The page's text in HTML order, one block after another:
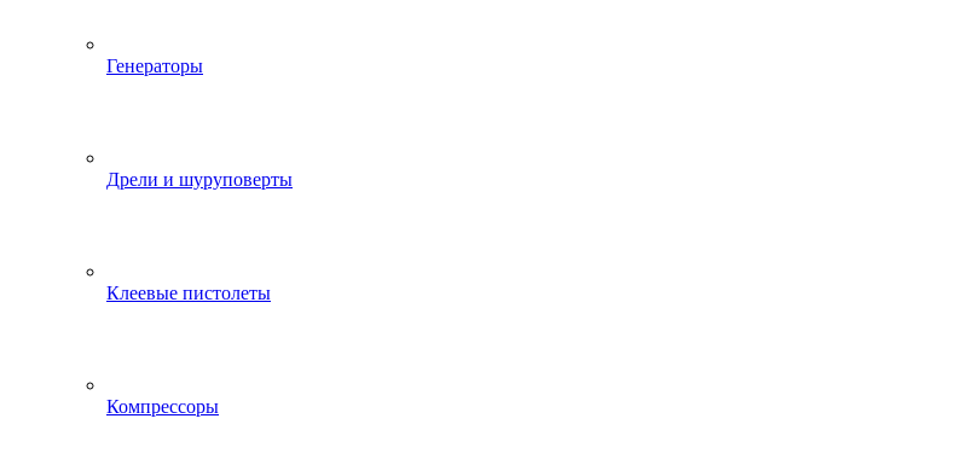
Генераторы
Дрели и шуруповерты
Клеевые пистолеты
Компрессоры